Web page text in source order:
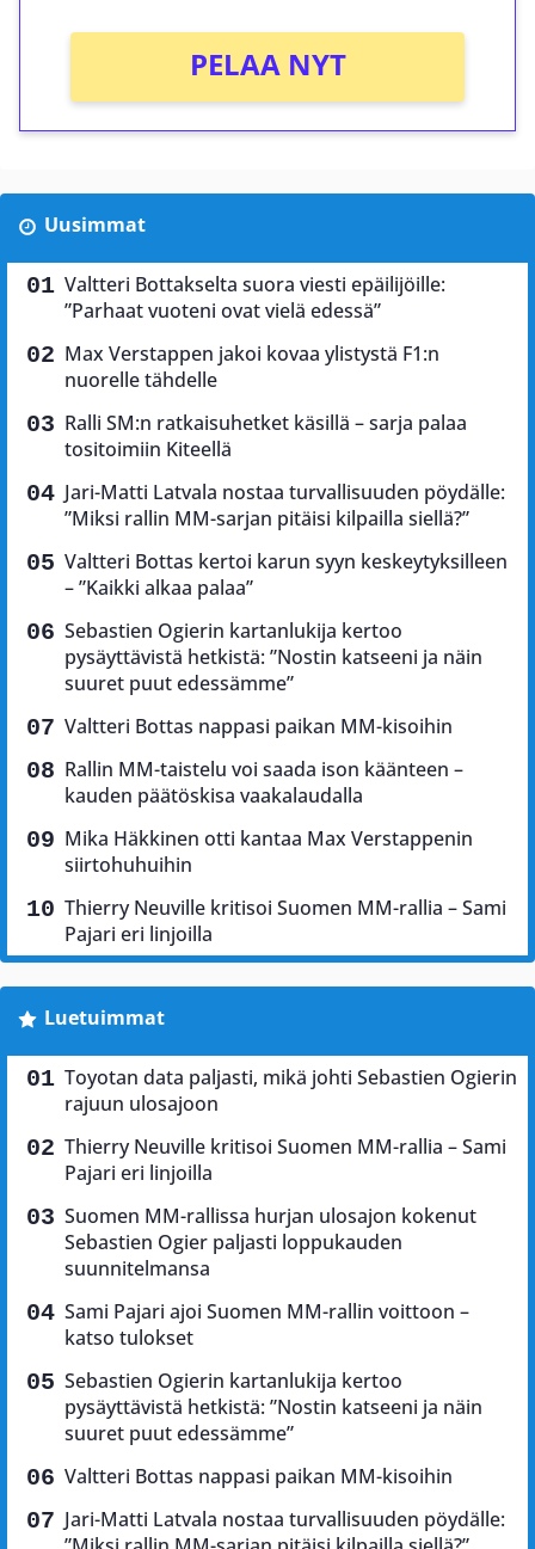
PELAA NYT
Uusimmat
Valtteri Bottakselta suora viesti epäilijöille:
”Parhaat vuoteni ovat vielä edessä”
Max Verstappen jakoi kovaa ylistystä F1:n
nuorelle tähdelle
Ralli SM:n ratkaisuhetket käsillä – sarja palaa
tositoimiin Kiteellä
Jari-Matti Latvala nostaa turvallisuuden pöydälle:
”Miksi rallin MM-sarjan pitäisi kilpailla siellä?”
Valtteri Bottas kertoi karun syyn keskeytyksilleen
– ”Kaikki alkaa palaa”
Sebastien Ogierin kartanlukija kertoo
pysäyttävistä hetkistä: ”Nostin katseeni ja näin
suuret puut edessämme”
Valtteri Bottas nappasi paikan MM-kisoihin
Rallin MM-taistelu voi saada ison käänteen –
kauden päätöskisa vaakalaudalla
Mika Häkkinen otti kantaa Max Verstappenin
siirtohuhuihin
Thierry Neuville kritisoi Suomen MM-rallia – Sami
Pajari eri linjoilla
Luetuimmat
Toyotan data paljasti, mikä johti Sebastien Ogierin
rajuun ulosajoon
Thierry Neuville kritisoi Suomen MM-rallia – Sami
Pajari eri linjoilla
Suomen MM-rallissa hurjan ulosajon kokenut
Sebastien Ogier paljasti loppukauden
suunnitelmansa
Sami Pajari ajoi Suomen MM-rallin voittoon –
katso tulokset
Sebastien Ogierin kartanlukija kertoo
pysäyttävistä hetkistä: ”Nostin katseeni ja näin
suuret puut edessämme”
Valtteri Bottas nappasi paikan MM-kisoihin
Jari-Matti Latvala nostaa turvallisuuden pöydälle: